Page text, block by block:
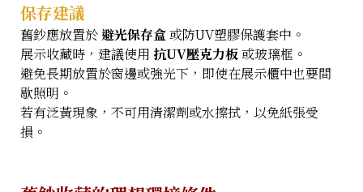
保存建議
舊鈔應放置於避光保存盒或防UV塑膠保護套中。
展示收藏時，建議使用抗UV壓克力板或玻璃框。
避免長期放置於窗邊或強光下，即使在展示櫃中也要間
歇照明。
若有泛黃現象，不可用清潔劑或水擦拭，以免紙張受
損。